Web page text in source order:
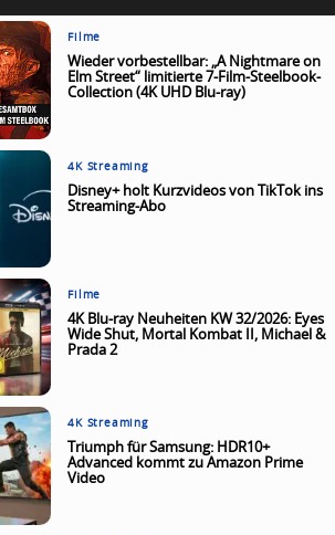
Filme
Wieder vorbestellbar: „A Nightmare on
Elm Street“ limitierte 7-Film-Steelbook-
Collection (4K UHD Blu-ray)
4K Streaming
Disney+ holt Kurzvideos von TikTok ins
Streaming-Abo
Filme
4K Blu-ray Neuheiten KW 32/2026: Eyes
Wide Shut, Mortal Kombat II, Michael &
Prada 2
4K Streaming
Triumph für Samsung: HDR10+
Advanced kommt zu Amazon Prime
Video